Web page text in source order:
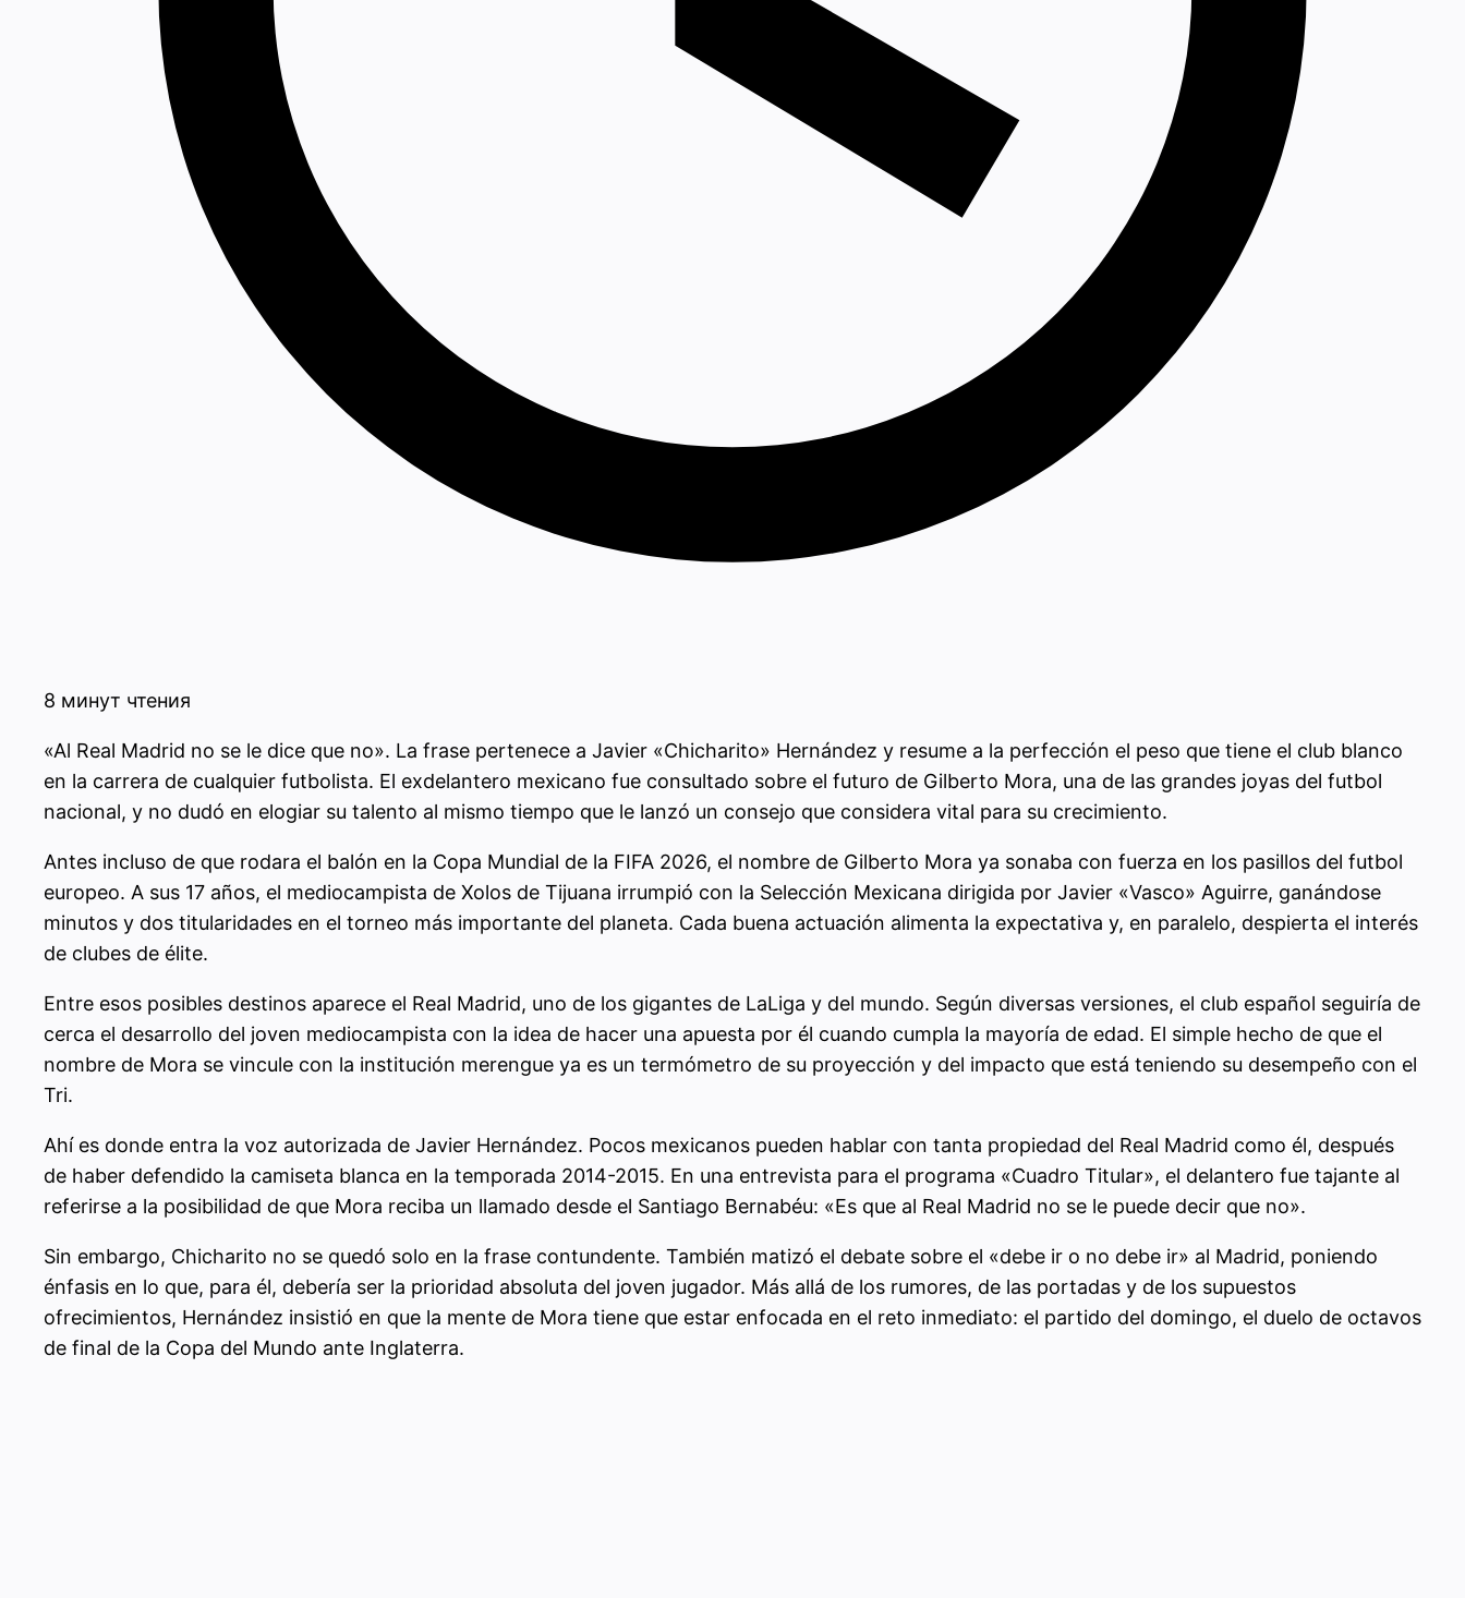
8 минут чтения
«Al Real Madrid no se le dice que no». La frase pertenece a Javier «Chicharito» Hernández y resume a la perfección el peso que tiene el club blanco
en la carrera de cualquier futbolista. El exdelantero mexicano fue consultado sobre el futuro de Gilberto Mora, una de las grandes joyas del futbol
nacional, y no dudó en elogiar su talento al mismo tiempo que le lanzó un consejo que considera vital para su crecimiento.
Antes incluso de que rodara el balón en la Copa Mundial de la FIFA 2026, el nombre de Gilberto Mora ya sonaba con fuerza en los pasillos del futbol
europeo. A sus 17 años, el mediocampista de Xolos de Tijuana irrumpió con la Selección Mexicana dirigida por Javier «Vasco» Aguirre, ganándose
minutos y dos titularidades en el torneo más importante del planeta. Cada buena actuación alimenta la expectativa y, en paralelo, despierta el interés
de clubes de élite.
Entre esos posibles destinos aparece el Real Madrid, uno de los gigantes de LaLiga y del mundo. Según diversas versiones, el club español seguiría de
cerca el desarrollo del joven mediocampista con la idea de hacer una apuesta por él cuando cumpla la mayoría de edad. El simple hecho de que el
nombre de Mora se vincule con la institución merengue ya es un termómetro de su proyección y del impacto que está teniendo su desempeño con el
Tri.
Ahí es donde entra la voz autorizada de Javier Hernández. Pocos mexicanos pueden hablar con tanta propiedad del Real Madrid como él, después
de haber defendido la camiseta blanca en la temporada 2014-2015. En una entrevista para el programa «Cuadro Titular», el delantero fue tajante al
referirse a la posibilidad de que Mora reciba un llamado desde el Santiago Bernabéu: «Es que al Real Madrid no se le puede decir que no».
Sin embargo, Chicharito no se quedó solo en la frase contundente. También matizó el debate sobre el «debe ir o no debe ir» al Madrid, poniendo
énfasis en lo que, para él, debería ser la prioridad absoluta del joven jugador. Más allá de los rumores, de las portadas y de los supuestos
ofrecimientos, Hernández insistió en que la mente de Mora tiene que estar enfocada en el reto inmediato: el partido del domingo, el duelo de octavos
de final de la Copa del Mundo ante Inglaterra.